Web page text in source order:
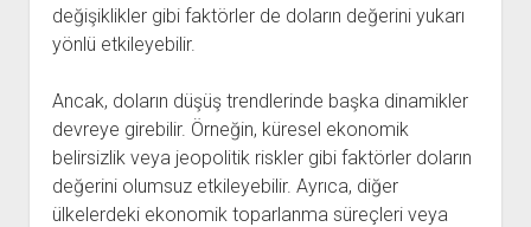
değişiklikler gibi faktörler de doların değerini yukarı
yönlü etkileyebilir.
Ancak, doların düşüş trendlerinde başka dinamikler
devreye girebilir. Örneğin, küresel ekonomik
belirsizlik veya jeopolitik riskler gibi faktörler doların
değerini olumsuz etkileyebilir. Ayrıca, diğer
ülkelerdeki ekonomik toparlanma süreçleri veya